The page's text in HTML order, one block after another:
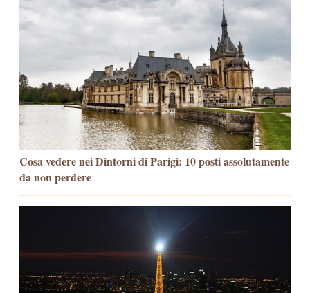
Cosa vedere nei Dintorni di Parigi: 10 posti assolutamente
da non perdere